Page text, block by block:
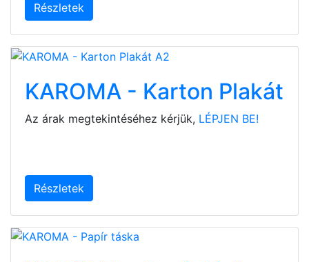
Részletek
KAROMA - Karton Plakát
Az árak megtekintéséhez kérjük, LÉPJEN BE!
Részletek